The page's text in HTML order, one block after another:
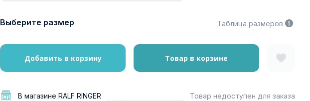
Выберите размер Таблица размеров
Добавить в корзину Товар в корзине
В магазине RALF RINGER Товар недоступен для заказа